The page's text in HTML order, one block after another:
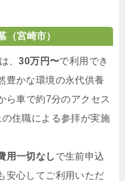
（宮崎市）
、30万円〜で利用でき
豊かな環境の永代供養
ら車で約7分のアクセス
住職による参拝が実施
用一切なし で生前申込
安心してご利用いただ